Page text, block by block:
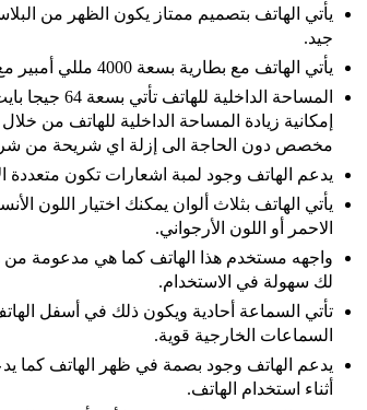
يأتي الهاتف بتصميم ممتاز يكون الظهر من
جيد.
يأتي الهاتف مع بطارية بسعة 4000 مللي أمبير مع شاحن قوي.
إمكانية زيادة المساحة الداخلية للهاتف
مخصص دون الحاجة الى إزلة اي شريحة من
يدعم الهاتف وجود لمبة اشعارات تكون متعددة
يأتي الهاتف بثلاث ألوان يمكنك اختيار اللون
الاحمر أو اللون الأرجواني.
لك سهولة في الاستخدام.
تأتي السماعة أحادية ويكون ذلك في أسفل
السماعات الخارجية قوية.
أثناء استخدام الهاتف.